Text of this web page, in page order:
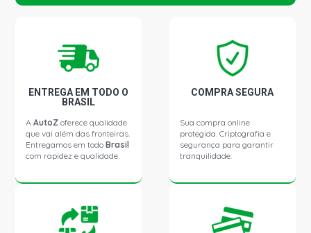
ENTREGA EM TODO O
BRASIL
AAutoZ oferece qualidade
que vai além das fronteiras.
Entregamos em todoBrasil
com rapidez e qualidade.
COMPRA SEGURA
Sua compra online
protegida. Criptografia e
segurança para garantir
tranquilidade.